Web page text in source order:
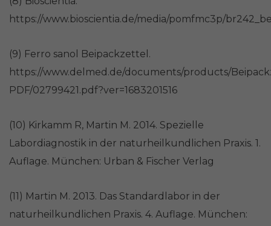
https://www.bioscientia.de/media/pomfmc3p/
(9) Ferro sanol Beipackzettel.
https://www.delmed.de/documents/products/
PDF/02799421.pdf?ver=1683201516
(10) Kirkamm R, Martin M. 2014. Spezielle
Labordiagnostik in der naturheilkundlichen Praxis. 1.
Auflage. München: Urban & Fischer Verlag
(11) Martin M. 2013. Das Standardlabor in der
naturheilkundlichen Praxis. 4. Auflage. München: